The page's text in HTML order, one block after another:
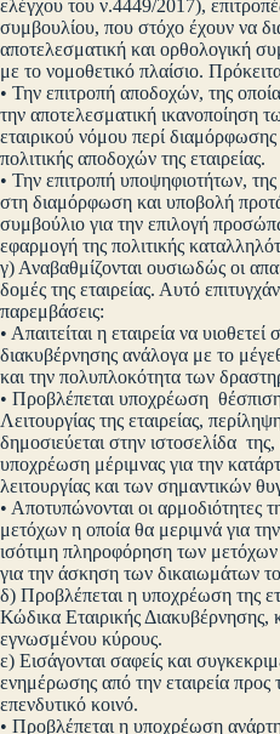
ελέγχου του ν.4449/2017),
συμβουλίου, που στόχο έχουν να
αποτελεσματική και ορθολογική
με το νομοθετικό πλαίσιο.
• Την επιτροπή αποδοχών, της
την αποτελεσματική ικανοποίηση
εταιρικού νόμου περί διαμόρφωσης
πολιτικής αποδοχών της εταιρείας.
• Την επιτροπή υποψηφιοτήτων, της
στη διαμόρφωση και υποβολή
συμβούλιο για την επιλογή
εφαρμογή της πολιτικής
γ) Αναβαθμίζονται ουσιωδώς οι
δομές της εταιρείας. Αυτό
παρεμβάσεις:
• Απαιτείται η εταιρεία να υιοθετεί
διακυβέρνησης ανάλογα με το
και την πολυπλοκότητα των
• Προβλέπεται υποχρέωση
Λειτουργίας της εταιρείας,
δημοσιεύεται στην ιστοσελίδα
υποχρέωση μέριμνας για την
λειτουργίας και των σημαντικών
• Αποτυπώνονται οι αρμοδιότητες
μετόχων η οποία θα μεριμνά για
ισότιμη πληροφόρηση των μετόχων
για την άσκηση των δικαιωμάτων
δ) Προβλέπεται η υποχρέωση της
Κώδικα Εταιρικής Διακυβέρνησης,
εγνωσμένου κύρους.
ε) Εισάγονται σαφείς και
ενημέρωσης από την εταιρεία προς
επενδυτικό κοινό.
• Προβλέπεται η υποχρέωση